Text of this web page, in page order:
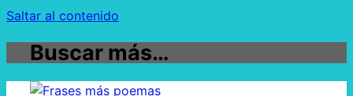
Saltar al contenido
Buscar más…